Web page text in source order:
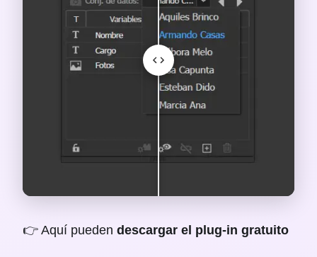
👉 Aquí pueden descargar el plug-in gratuito